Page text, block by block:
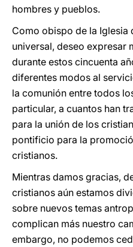
hombres y pueblos.
Como obispo de la Iglesia
universal, deseo expresar
durante estos cincuenta
diferentes modos al
la comunión entre todos
particular, a cuantos han
para la unión de los
pontificio para la
cristianos.
Mientras damos gracias,
cristianos aún estamos
sobre nuevos temas
complican más nuestro
embargo, no podemos